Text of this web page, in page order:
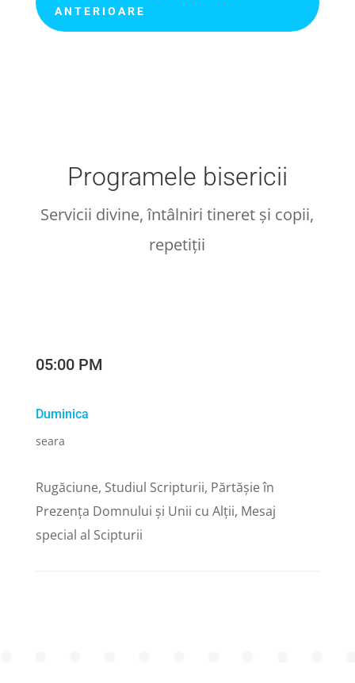
ANTERIOARE
Programele bisericii
Servicii divine, întâlniri tineret și copii,
repetiții
05:00 PM
Duminica
seara
Rugăciune, Studiul Scripturii, Părtășie în
Prezența Domnului și Unii cu Alții, Mesaj
special al Scipturii